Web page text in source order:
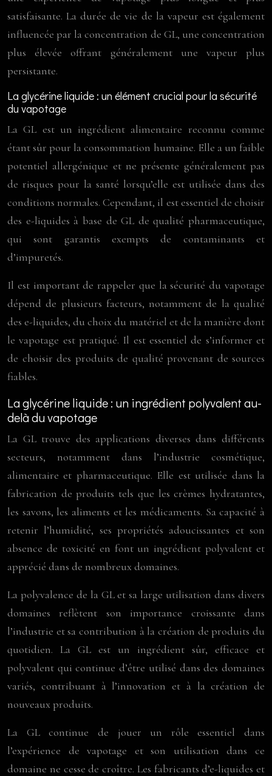
satisfaisante. La durée de vie de la vapeur est également
influencée par la concentration de GL, une concentration
plus élevée offrant généralement une vapeur plus
persistante.
La glycérine liquide : un élément crucial pour la sécurité
du vapotage
La GL est un ingrédient alimentaire reconnu comme
étant sûr pour la consommation humaine. Elle a un faible
potentiel allergénique et ne présente généralement pas
de risques pour la santé lorsqu’elle est utilisée dans des
conditions normales. Cependant, il est essentiel de choisir
des e-liquides à base de GL de qualité pharmaceutique,
qui sont garantis exempts de contaminants et
d’impuretés.
Il est important de rappeler que la sécurité du vapotage
dépend de plusieurs facteurs, notamment de la qualité
des e-liquides, du choix du matériel et de la manière dont
le vapotage est pratiqué. Il est essentiel de s’informer et
de choisir des produits de qualité provenant de sources
fiables.
La glycérine liquide : un ingrédient polyvalent au-
delà du vapotage
La GL trouve des applications diverses dans différents
secteurs, notamment dans l’industrie cosmétique,
alimentaire et pharmaceutique. Elle est utilisée dans la
fabrication de produits tels que les crèmes hydratantes,
les savons, les aliments et les médicaments. Sa capacité à
retenir l’humidité, ses propriétés adoucissantes et son
absence de toxicité en font un ingrédient polyvalent et
apprécié dans de nombreux domaines.
La polyvalence de la GL et sa large utilisation dans divers
domaines reflètent son importance croissante dans
l’industrie et sa contribution à la création de produits du
quotidien. La GL est un ingrédient sûr, efficace et
polyvalent qui continue d’être utilisé dans des domaines
variés, contribuant à l’innovation et à la création de
nouveaux produits.
La GL continue de jouer un rôle essentiel dans
l’expérience de vapotage et son utilisation dans ce
domaine ne cesse de croître. Les fabricants d’e-liquides et